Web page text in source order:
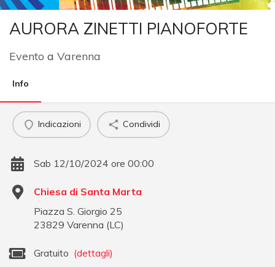
AURORA ZINETTI PIANOFORTE
Evento a Varenna
Info
Indicazioni Condividi
Sab 12/10/2024 ore 00:00
Chiesa di Santa Marta
Piazza S. Giorgio 25
23829 Varenna (LC)
Gratuito (dettagli)